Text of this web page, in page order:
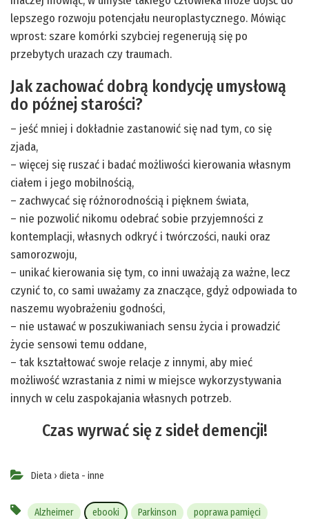
lepszego rozwoju potencjału neuroplastycznego. Mówiąc
wprost: szare komórki szybciej regenerują się po
przebytych urazach czy traumach.
Jak zachować dobrą kondycję umysłową
do późnej starości?
– jeść mniej i dokładnie zastanowić się nad tym, co się
zjada,
– więcej się ruszać i badać możliwości kierowania własnym
ciałem i jego mobilnością,
– zachwycać się różnorodnością i pięknem świata,
– nie pozwolić nikomu odebrać sobie przyjemności z
kontemplacji, własnych odkryć i twórczości, nauki oraz
samorozwoju,
– unikać kierowania się tym, co inni uważają za ważne, lecz
czynić to, co sami uważamy za znaczące, gdyż odpowiada to
naszemu wyobrażeniu godności,
– nie ustawać w poszukiwaniach sensu życia i prowadzić
życie sensowi temu oddane,
– tak kształtować swoje relacje z innymi, aby mieć
możliwość wzrastania z nimi w miejsce wykorzystywania
innych w celu zaspokajania własnych potrzeb.
Czas wyrwać się z sideł demencji!
Dieta › dieta - inne
Alzheimer ebooki Parkinson poprawa pamięci